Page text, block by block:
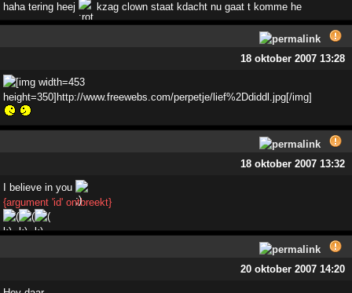
haha tering heej
kzag clown staat kdacht nu gaat t komme he
18 oktober 2007 13:28
18 oktober 2007 13:32
I believe in you
{argument 'id' ontbreekt}
20 oktober 2007 14:20